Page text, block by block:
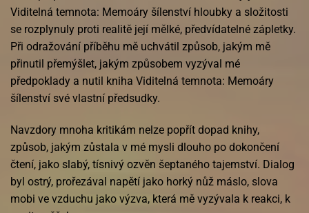
Viditelná temnota: Memoáry šílenství hloubky a složitosti
se rozplynuly proti realitě její mělké, předvídatelné zápletky.
Při odražování příběhu mě uchvátil způsob, jakým mě
přinutil přemýšlet, jakým způsobem vyzýval mé
předpoklady a nutil kniha Viditelná temnota: Memoáry
šílenství své vlastní předsudky.
Navzdory mnoha kritikám nelze popřít dopad knihy,
způsob, jakým zůstala v mé mysli dlouho po dokončení
čtení, jako slabý, tísnivý ozvěn šeptaného tajemství. Dialog
byl ostrý, prořezával napětí jako horký nůž máslo, slova
mobi ve vzduchu jako výzva, která mě vyzývala k reakci, k